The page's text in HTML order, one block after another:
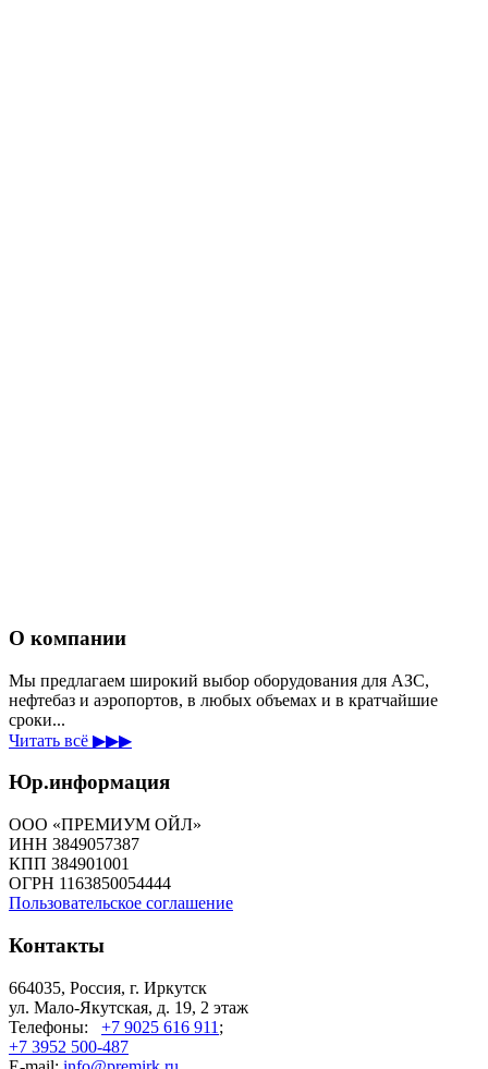
О компании
Мы предлагаем широкий выбор оборудования для АЗС,
нефтебаз и аэропортов, в любых объемах и в кратчайшие
сроки...
Читать всё ▶▶▶
Юр.информация
ООО «ПРЕМИУМ ОЙЛ»
ИНН 3849057387
КПП 384901001
ОГРН 1163850054444
Пользовательское соглашение
Контакты
664035, Россия, г. Иркутск
ул. Мало-Якутская, д. 19, 2 этаж
Телефоны: +7 9025 616 911 ;
+7 3952 500-487